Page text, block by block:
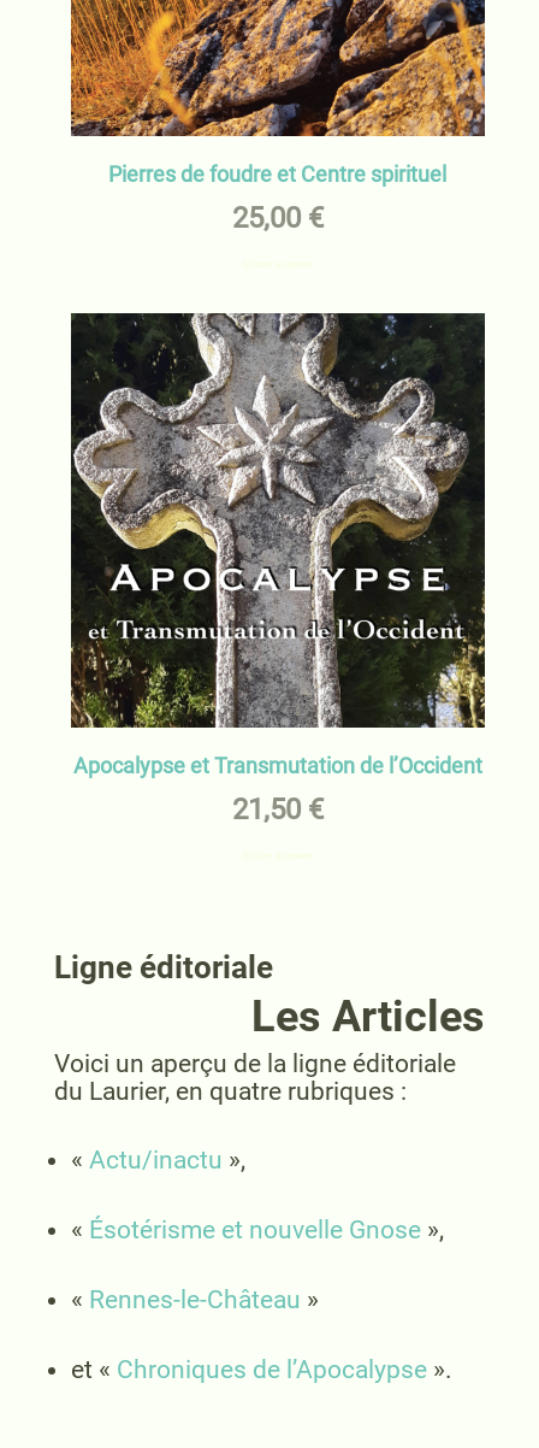
Pierres de foudre et Centre spirituel
25,00 €
Apocalypse et Transmutation de l’Occident
21,50 €
Ligne éditoriale
Les Articles
Voici un aperçu de la ligne éditoriale
du Laurier, en quatre rubriques :
« Actu/inactu »,
« Ésotérisme et nouvelle Gnose»,
« Rennes-le-Château »
et « Chroniques de l’Apocalypse».